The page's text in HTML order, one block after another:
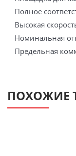
Полное
Высокая
Номинальная
Предельная
ПОХОЖИЕ